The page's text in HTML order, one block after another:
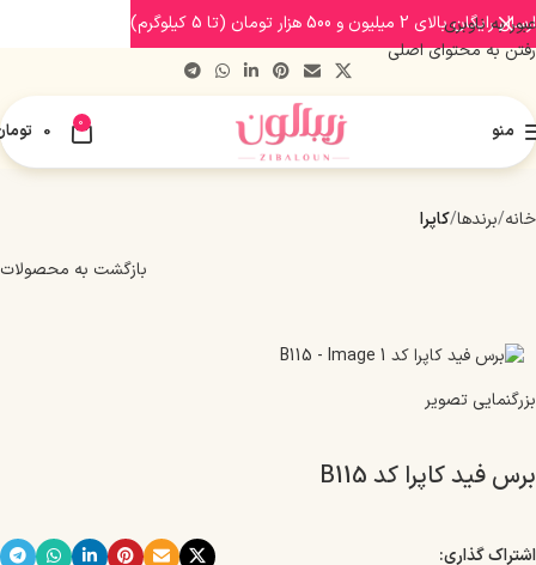
عبور به ناوبری
رفتن به محتوای اصلی
منو 0
0
خانه برندها کاپرا
بازگشت به محصولات
بزرگنمایی تصویر
برس فید کاپرا کد B115
اشتراک گذاری:
ارسال رایگان بالای 2 میلیون و 500 هزار تومان (تا 5 کیلوگرم)